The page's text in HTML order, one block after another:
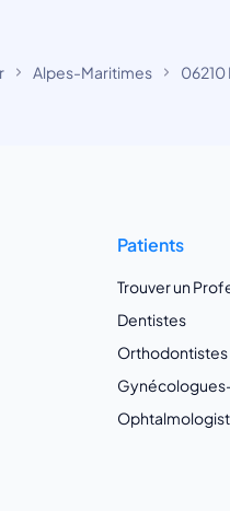
Alpes-Maritimes
Patients
Trouver un
Dentistes
Orthodontistes